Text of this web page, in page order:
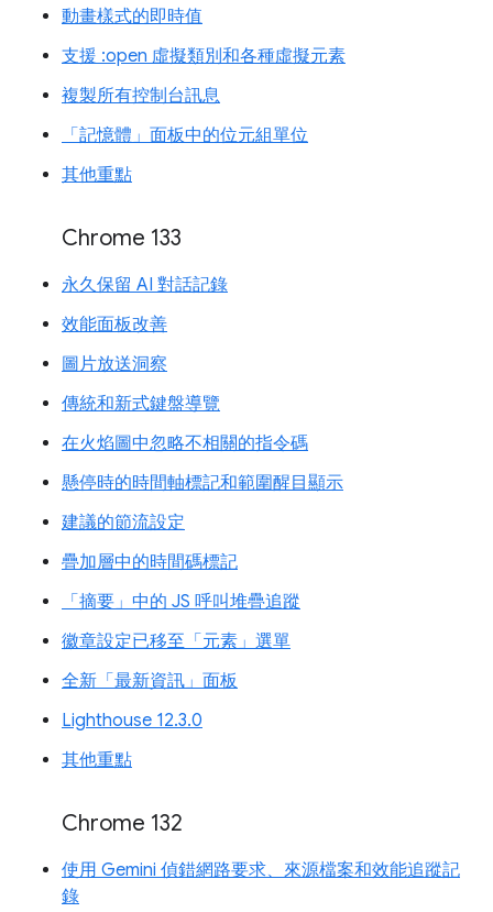
動畫樣式的即時值
支援 :open 虛擬類別和各種虛擬元素
複製所有控制台訊息
「記憶體」面板中的位元組單位
其他重點
Chrome 133
永久保留 AI 對話記錄
效能面板改善
圖片放送洞察
傳統和新式鍵盤導覽
在火焰圖中忽略不相關的指令碼
懸停時的時間軸標記和範圍醒目顯示
建議的節流設定
疊加層中的時間碼標記
「摘要」中的 JS 呼叫堆疊追蹤
徽章設定已移至「元素」選單
全新「最新資訊」面板
Lighthouse 12.3.0
其他重點
Chrome 132
使用 Gemini 偵錯網路要求、來源檔案和效能追蹤記
錄